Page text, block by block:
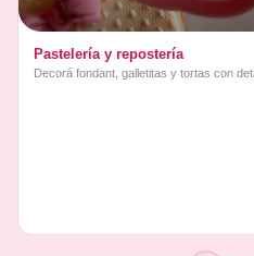
Pastelería y repostería
Decorá fondant, galletitas y tortas con